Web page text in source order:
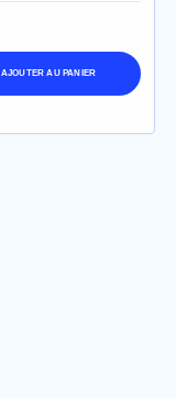
AJOUTER AU PANIER